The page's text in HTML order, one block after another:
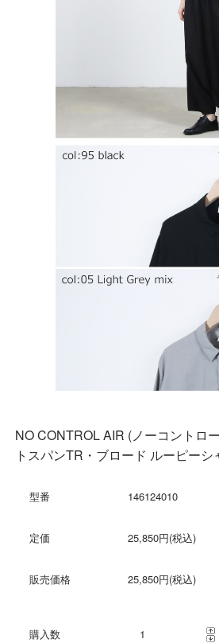
NO CONTROL AIR (ノーコントロ
トスパンTR・ブロード ルーピーシ
型番 146124010
定価 25,850円(税込)
販売価格 25,850円(税込)
購入数